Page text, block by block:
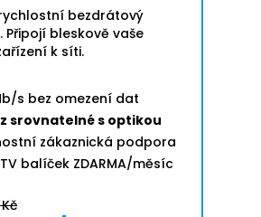
bezdrátový
Připojí bleskově vaše
k síti.
s bez omezení dat
srovnatelné s optikou
zákaznická podpora
balíček ZDARMA/měsíc